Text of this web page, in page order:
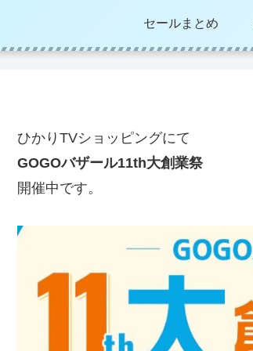
セールまとめ
ひかりTVショッピングにて
GOGOバザール11th大創業祭
開催中です。